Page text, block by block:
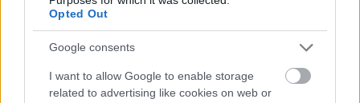
Opted Out
Google consents
I want to allow Google to enable storage
related to advertising like cookies on web or